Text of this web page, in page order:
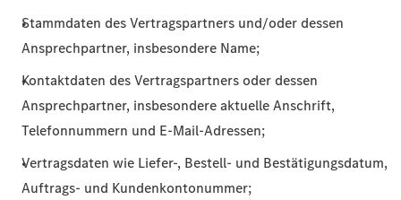
Stammdaten des Vertragspartners und/oder dessen
Ansprechpartner, insbesondere Name;
Kontaktdaten des Vertragspartners oder dessen
Ansprechpartner, insbesondere aktuelle Anschrift,
Telefonnummern und E-Mail-Adressen;
Vertragsdaten wie Liefer-, Bestell- und Bestätigungsdatum,
Auftrags- und Kundenkontonummer;